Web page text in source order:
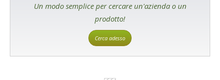
Un modo semplice per cercare un'azienda o un
prodotto!
Cerca adesso